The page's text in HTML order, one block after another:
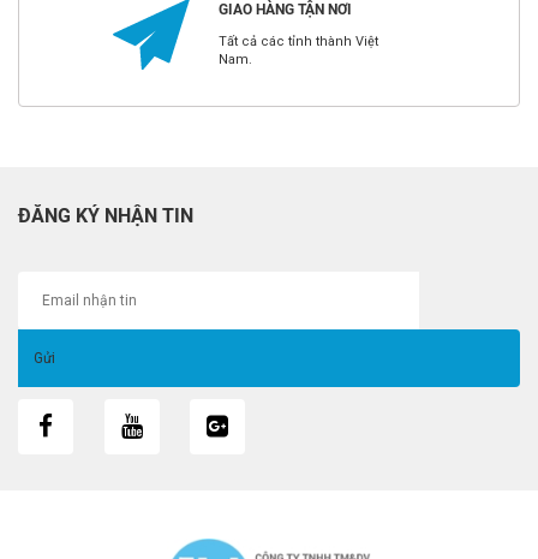
GIAO HÀNG TẬN NƠI
Tất cả các tỉnh thành Việt
Nam.
ĐĂNG KÝ NHẬN TIN